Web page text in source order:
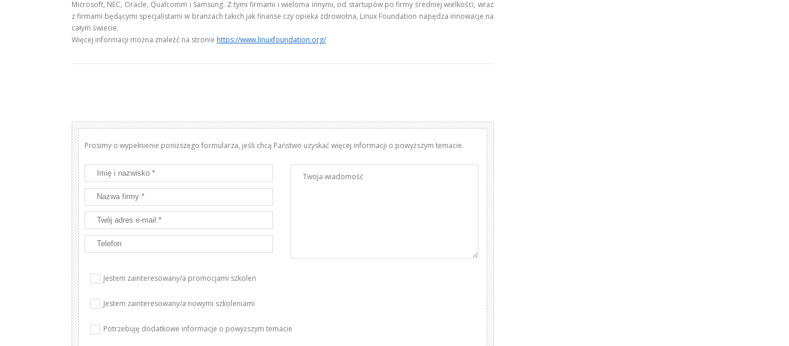
Microsoft, NEC, Oracle, Qualcomm i Samsung. Z tymi firmami i wieloma innymi, od startupów po firmy średniej wielkości, wraz
z firmami będącymi specjalistami w branżach takich jak finanse czy opieka zdrowotna, Linux Foundation napędza innowacje na
całym świecie.
Więcej informacji można znaleźć na stronie https://www.linuxfoundation.org/
Prosimy o wypełnienie poniższego formularza, jeśli chcą Państwo uzyskać więcej informacji o powyższym temacie.
Jestem zainteresowany/a promocjami szkoleń
Jestem zainteresowany/a nowymi szkoleniami
Potrzebuję dodatkowe informacje o powyższym temacie